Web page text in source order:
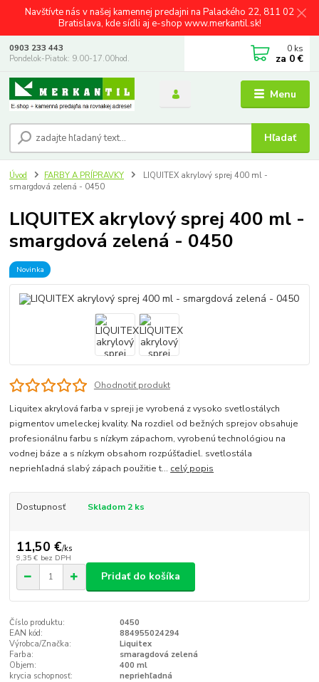
Navštívte nás v našej kamennej predajni na Palackého 22, 811 02
Bratislava, kde sídli aj e-shop www.merkantil.sk!
Menu
Hľadať
0903 233 443
Pondelok-Piatok: 9.00-17.00hod.
0 ks
za 0 €
Úvod FARBY A PRÍPRAVKY
LIQUITEX akrylový sprej 400 ml -
smargdová zelená - 0450
LIQUITEX akrylový sprej 400 ml -
smargdová zelená - 0450
Novinka
Ohodnotiť produkt
Liquitex akrylová farba v spreji je vyrobená z vysoko svetlostálych
pigmentov umeleckej kvality. Na rozdiel od bežných sprejov obsahuje
profesionálnu farbu s nízkym zápachom, vyrobenú technológiou na
vodnej báze a s nízkym obsahom rozpúšťadiel. svetlostála
nepriehľadná slabý zápach použitie t... celý popis
Dostupnosť Skladom 2 ks
11,50 €/ks
9,35 € bez DPH
Pridať do košíka
Číslo produktu:
0450
EAN kód:
884955024294
Výrobca/Značka:
Liquitex
Farba:
smaragdová zelená
Objem:
400 ml
krycia schopnosť:
nepriehľadná